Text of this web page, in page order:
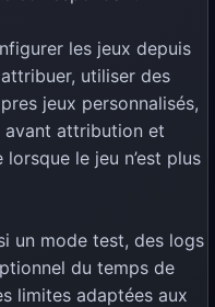
les jeux depuis
utiliser des
jeux personnalisés,
avant attribution et
le jeu n’est plus
un mode test, des logs
du temps de
limites adaptées aux